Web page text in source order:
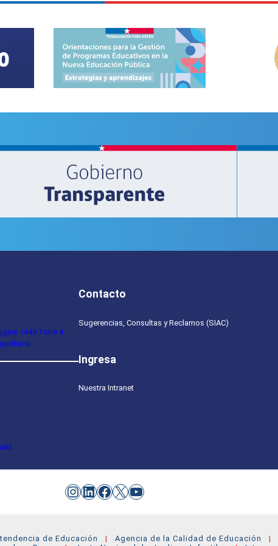
1449 Torre 4
Contacto
Sugerencias, Consultas y Reclamos (SIAC)
Ingresa
Nuestra Intranet
Instagram
LinkedIn
Facebook
X YouTube
de Educación Agencia de la Calidad de Educación